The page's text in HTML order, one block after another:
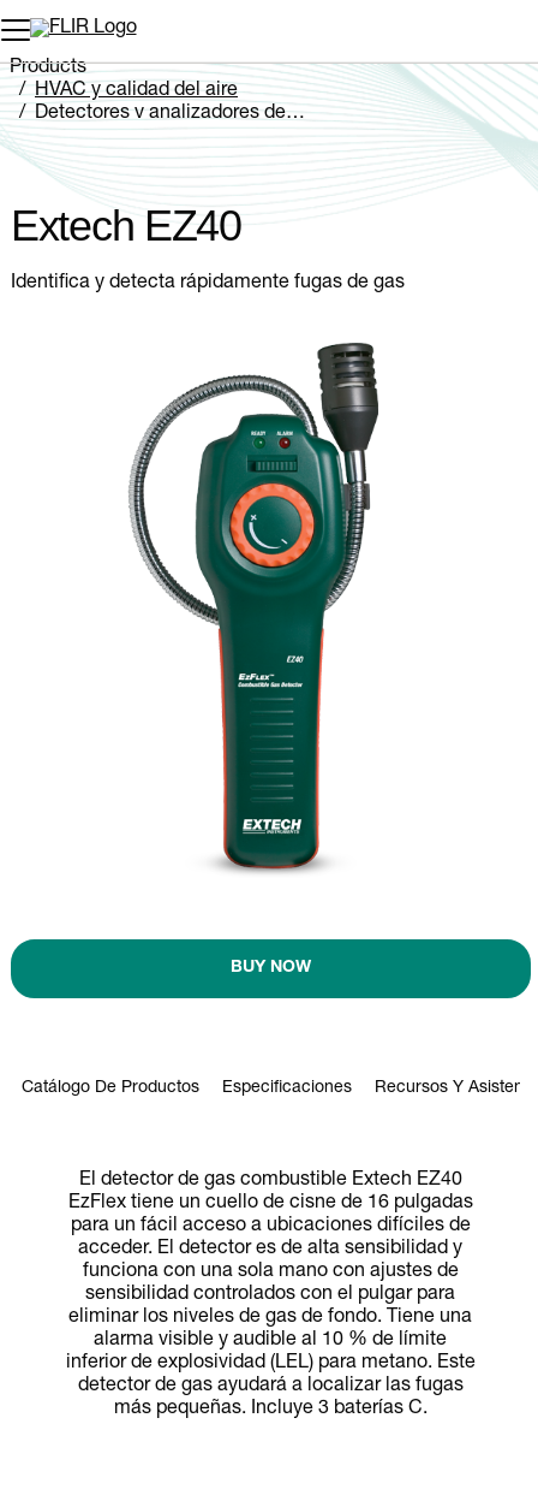
Products
HVAC y calidad del aire
Detectores y analizadores de gas
Extech EZ40
Extech EZ40
Identifica y detecta rápidamente fugas de gas
BUY NOW
Catálogo De Productos Especificaciones Recursos Y
El detector de gas combustible Extech EZ40
EzFlex tiene un cuello de cisne de 16 pulgadas
para un fácil acceso a ubicaciones difíciles de
acceder. El detector es de alta sensibilidad y
funciona con una sola mano con ajustes de
sensibilidad controlados con el pulgar para
eliminar los niveles de gas de fondo. Tiene una
alarma visible y audible al 10 % de límite
inferior de explosividad (LEL) para metano. Este
detector de gas ayudará a localizar las fugas
más pequeñas. Incluye 3 baterías C.